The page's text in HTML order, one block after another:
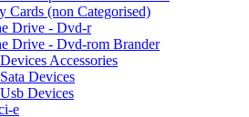
Cards (non Categorised)
Drive - Dvd-r
Drive - Dvd-rom Brander
Accessories
Devices
Devices
e